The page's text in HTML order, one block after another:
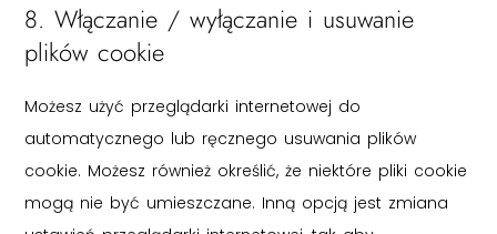
8. Włączanie / wyłączanie i usuwanie
plików cookie
Możesz użyć przeglądarki internetowej do
automatycznego lub ręcznego usuwania plików
cookie. Możesz również określić, że niektóre pliki cookie
mogą nie być umieszczane. Inną opcją jest zmiana